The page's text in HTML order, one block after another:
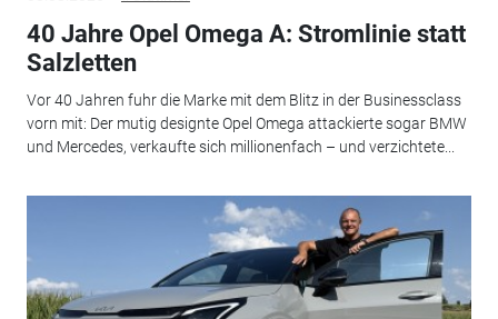
40 Jahre Opel Omega A: Stromlinie statt
Salzletten
Vor 40 Jahren fuhr die Marke mit dem Blitz in der Businessclass
vorn mit: Der mutig designte Opel Omega attackierte sogar BMW
und Mercedes, verkaufte sich millionenfach – und verzichtete...